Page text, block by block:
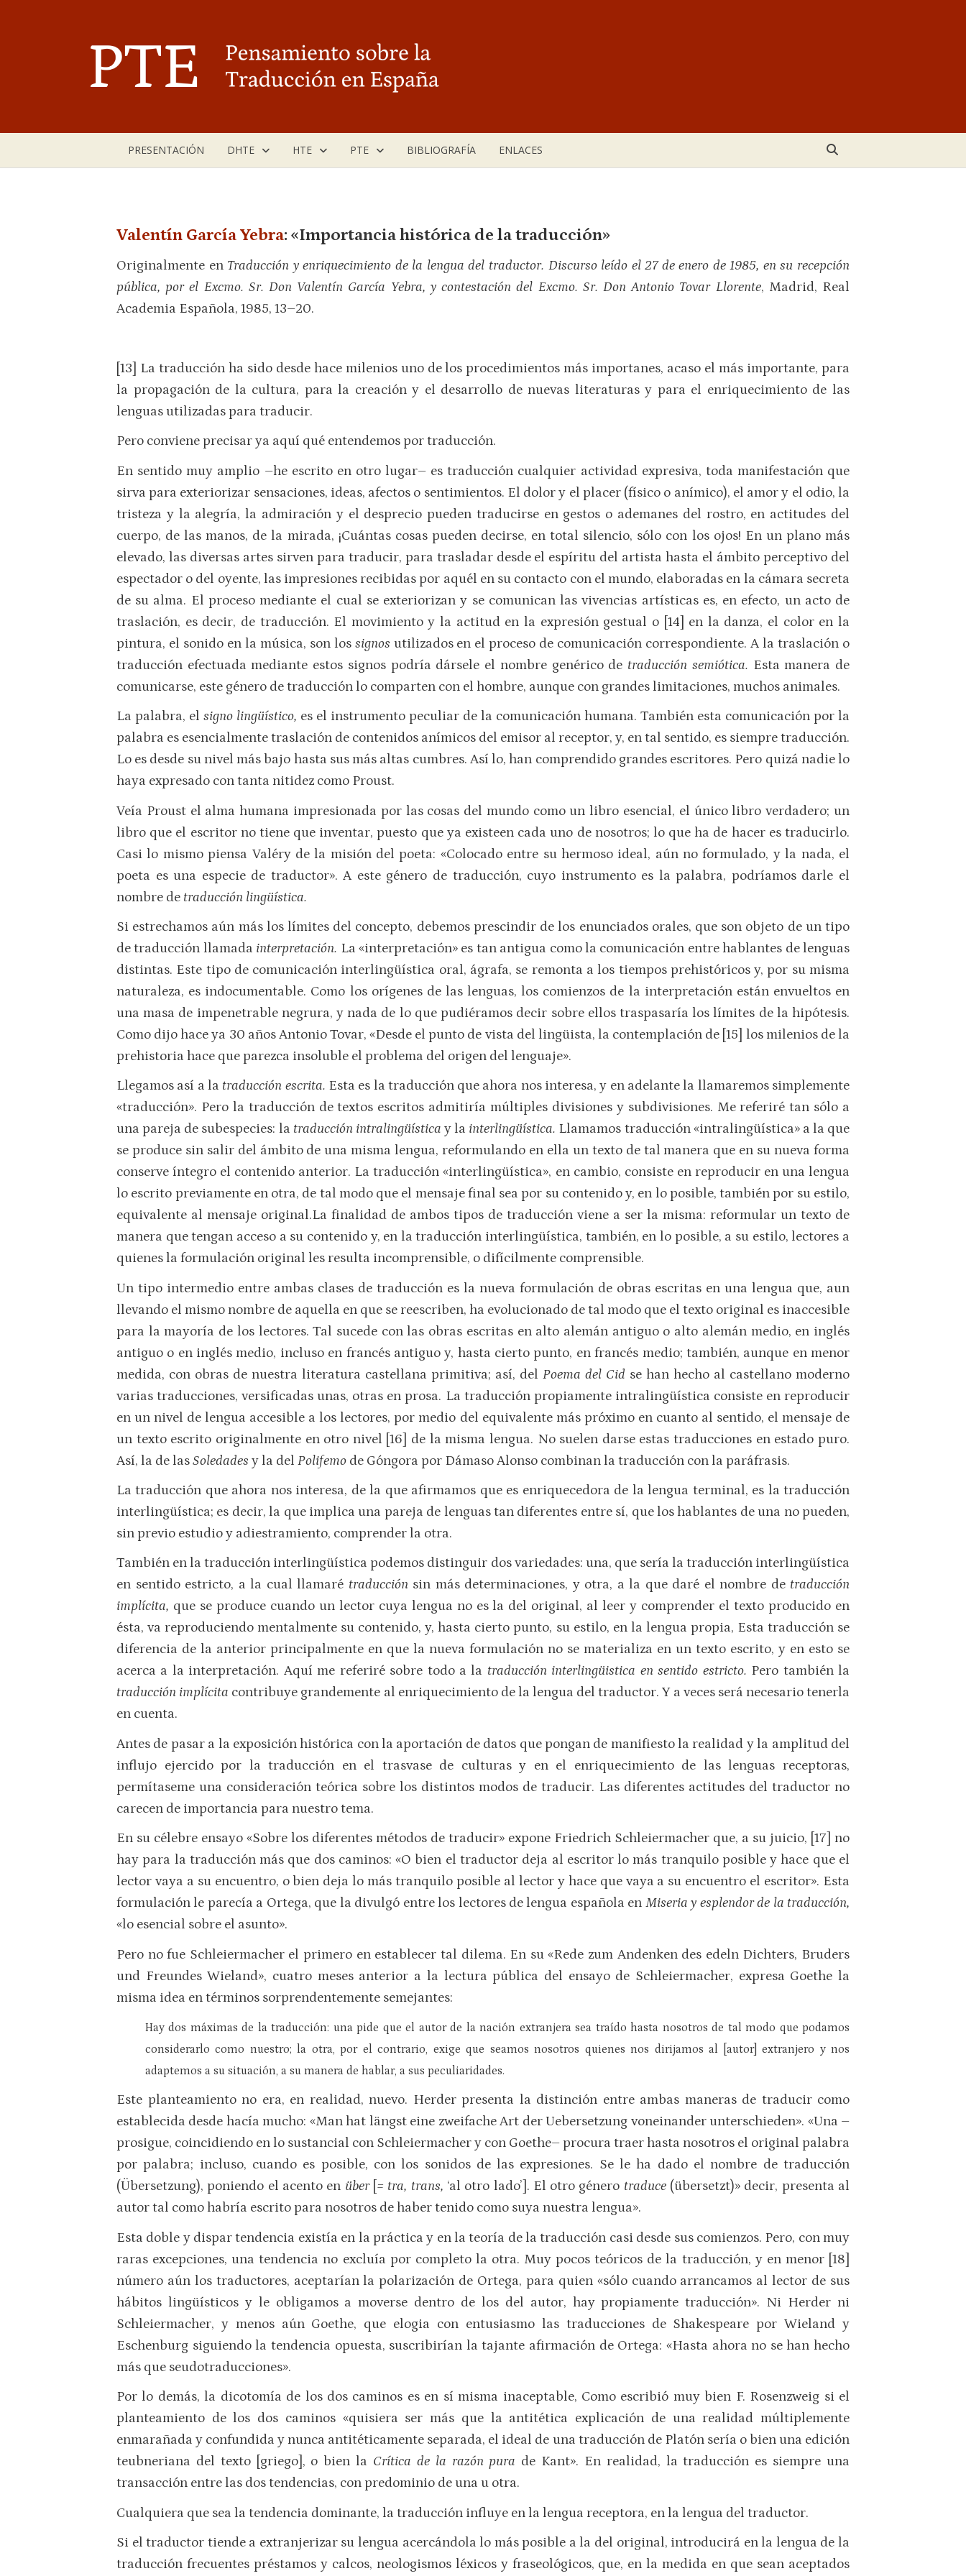
PRESENTACIÓN DHTE HTE PTE BIBLIOGRAFÍA ENLACES
Valentín García Yebra: «Importancia histórica de la traducción»
Originalmente en Traducción y enriquecimiento de la lengua del traductor. Discurso leído el 27 de enero de 1985, en su recepción
pública, por el Excmo. Sr. Don Valentín García Yebra, y contestación del Excmo. Sr. Don Antonio Tovar Llorente, Madrid, Real
Academia Española, 1985, 13–20.
[13] La traducción ha sido desde hace milenios uno de los procedimientos más importanes, acaso el más importante, para
la propagación de la cultura, para la creación y el desarrollo de nuevas literaturas y para el enriquecimiento de las
lenguas utilizadas para traducir.
Pero conviene precisar ya aquí qué entendemos por traducción.
En sentido muy amplio –he escrito en otro lugar– es traducción cualquier actividad expresiva, toda manifestación que
sirva para exteriorizar sensaciones, ideas, afectos o sentimientos. El dolor y el placer (físico o anímico), el amor y el odio, la
tristeza y la alegría, la admiración y el desprecio pueden traducirse en gestos o ademanes del rostro, en actitudes del
cuerpo, de las manos, de la mirada, ¡Cuántas cosas pueden decirse, en total silencio, sólo con los ojos! En un plano más
elevado, las diversas artes sirven para traducir, para trasladar desde el espíritu del artista hasta el ámbito perceptivo del
espectador o del oyente, las impresiones recibidas por aquél en su contacto con el mundo, elaboradas en la cámara secreta
de su alma. El proceso mediante el cual se exteriorizan y se comunican las vivencias artísticas es, en efecto, un acto de
traslación, es decir, de traducción. El movimiento y la actitud en la expresión gestual o [14] en la danza, el color en la
pintura, el sonido en la música, son los signos utilizados en el proceso de comunicación correspondiente. A la traslación o
traducción efectuada mediante estos signos podría dársele el nombre genérico de traducción semiótica. Esta manera de
comunicarse, este género de traducción lo comparten con el hombre, aunque con grandes limitaciones, muchos animales.
La palabra, el signo lingüístico, es el instrumento peculiar de la comunicación humana. También esta comunicación por la
palabra es esencialmente traslación de contenidos anímicos del emisor al receptor, y, en tal sentido, es siempre traducción.
Lo es desde su nivel más bajo hasta sus más altas cumbres. Así lo, han comprendido grandes escritores. Pero quizá nadie lo
haya expresado con tanta nitidez como Proust.
Veía Proust el alma humana impresionada por las cosas del mundo como un libro esencial, el único libro verdadero; un
libro que el escritor no tiene que inventar, puesto que ya existeen cada uno de nosotros; lo que ha de hacer es traducirlo.
Casi lo mismo piensa Valéry de la misión del poeta: «Colocado entre su hermoso ideal, aún no formulado, y la nada, el
poeta es una especie de traductor». A este género de traducción, cuyo instrumento es la palabra, podríamos darle el
nombre de traducción lingüística.
Si estrechamos aún más los límites del concepto, debemos prescindir de los enunciados orales, que son objeto de un tipo
de traducción llamada interpretación. La «interpretación» es tan antigua como la comunicación entre hablantes de lenguas
distintas. Este tipo de comunicación interlingüística oral, ágrafa, se remonta a los tiempos prehistóricos y, por su misma
naturaleza, es indocumentable. Como los orígenes de las lenguas, los comienzos de la interpretación están envueltos en
una masa de impenetrable negrura, y nada de lo que pudiéramos decir sobre ellos traspasaría los límites de la hipótesis.
Como dijo hace ya 30 años Antonio Tovar, «Desde el punto de vista del lingüista, la contemplación de [15] los milenios de la
prehistoria hace que parezca insoluble el problema del origen del lenguaje».
Llegamos así a la traducción escrita. Esta es la traducción que ahora nos interesa, y en adelante la llamaremos simplemente
«traducción». Pero la traducción de textos escritos admitiría múltiples divisiones y subdivisiones. Me referiré tan sólo a
una pareja de subespecies: la traducción intralingüística y la interlingüística. Llamamos traducción «intralingüística» a la que
se produce sin salir del ámbito de una misma lengua, reformulando en ella un texto de tal manera que en su nueva forma
conserve íntegro el contenido anterior. La traducción «interlingüística», en cambio, consiste en reproducir en una lengua
lo escrito previamente en otra, de tal modo que el mensaje final sea por su contenido y, en lo posible, también por su estilo,
equivalente al mensaje original.La finalidad de ambos tipos de traducción viene a ser la misma: reformular un texto de
manera que tengan acceso a su contenido y, en la traducción interlingüística, también, en lo posible, a su estilo, lectores a
quienes la formulación original les resulta incomprensible, o difícilmente comprensible.
Un tipo intermedio entre ambas clases de traducción es la nueva formulación de obras escritas en una lengua que, aun
llevando el mismo nombre de aquella en que se reescriben, ha evolucionado de tal modo que el texto original es inaccesible
para la mayoría de los lectores. Tal sucede con las obras escritas en alto alemán antiguo o alto alemán medio, en inglés
antiguo o en inglés medio, incluso en francés antiguo y, hasta cierto punto, en francés medio; también, aunque en menor
medida, con obras de nuestra literatura castellana primitiva; así, del Poema del Cid se han hecho al castellano moderno
varias traducciones, versificadas unas, otras en prosa. La traducción propiamente intralingüística consiste en reproducir
en un nivel de lengua accesible a los lectores, por medio del equivalente más próximo en cuanto al sentido, el mensaje de
un texto escrito originalmente en otro nivel [16] de la misma lengua. No suelen darse estas traducciones en estado puro.
Así, la de lasSoledades y la del Polifemo de Góngora por Dámaso Alonso combinan la traducción con la paráfrasis.
La traducción que ahora nos interesa, de la que afirmamos que es enriquecedora de la lengua terminal, es la traducción
interlingüística; es decir, la que implica una pareja de lenguas tan diferentes entre sí, que los hablantes de una no pueden,
sin previo estudio y adiestramiento, comprender la otra.
También en la traducción interlingüística podemos distinguir dos variedades: una, que sería la traducción interlingüística
en sentido estricto, a la cual llamaré traducción sin más determinaciones, y otra, a la que daré el nombre de traducción
implícita, que se produce cuando un lector cuya lengua no es la del original, al leer y comprender el texto producido en
ésta, va reproduciendo mentalmente su contenido, y, hasta cierto punto, su estilo, en la lengua propia, Esta traducción se
diferencia de la anterior principalmente en que la nueva formulación no se materializa en un texto escrito, y en esto se
acerca a la interpretación. Aquí me referiré sobre todo a la traducción interlingüistica en sentido estricto. Pero también la
traducción implícita contribuye grandemente al enriquecimiento de la lengua del traductor. Y a veces será necesario tenerla
en cuenta.
Antes de pasar a la exposición histórica con la aportación de datos que pongan de manifiesto la realidad y la amplitud del
influjo ejercido por la traducción en el trasvase de culturas y en el enriquecimiento de las lenguas receptoras,
permítaseme una consideración teórica sobre los distintos modos de traducir. Las diferentes actitudes del traductor no
carecen de importancia para nuestro tema.
En su célebre ensayo «Sobre los diferentes métodos de traducir» expone Friedrich Schleiermacher que, a su juicio, [17] no
hay para la traducción más que dos caminos: «O bien el traductor deja al escritor lo más tranquilo posible y hace que el
lector vaya a su encuentro, o bien deja lo más tranquilo posible al lector y hace que vaya a su encuentro el escritor». Esta
formulación le parecía a Ortega, que la divulgó entre los lectores de lengua española en Miseria y esplendor de la traducción,
«lo esencial sobre el asunto».
Pero no fue Schleiermacher el primero en establecer tal dilema. En su «Rede zum Andenken des edeln Dichters, Bruders
und Freundes Wieland», cuatro meses anterior a la lectura pública del ensayo de Schleiermacher, expresa Goethe la
misma idea en términos sorprendentemente semejantes:
Hay dos máximas de la traducción: una pide que el autor de la nación extranjera sea traído hasta nosotros de tal modo que podamos
considerarlo como nuestro; la otra, por el contrario, exige que seamos nosotros quienes nos dirijamos al [autor] extranjero y nos
adaptemos a su situación, a su manera de hablar, a sus peculiaridades.
Este planteamiento no era, en realidad, nuevo. Herder presenta la distinción entre ambas maneras de traducir como
establecida desde hacía mucho: «Man hat längst eine zweifache Art der Uebersetzung voneinander unterschieden». «Una –
prosigue, coincidiendo en lo sustancial con Schleiermacher y con Goethe– procura traer hasta nosotros el original palabra
por palabra; incluso, cuando es posible, con los sonidos de las expresiones. Se le ha dado el nombre de traducción
(Übersetzung), poniendo el acento en über = tra, trans, ‘al otro lado’]. El otro género traduce (übersetzt)» decir, presenta al
autor tal como habría escrito para nosotros de haber tenido como suya nuestra lengua».
Esta doble y dispar tendencia existía en la práctica y en la teoría de la traducción casi desde sus comienzos. Pero, con muy
raras excepciones, una tendencia no excluía por completo la otra. Muy pocos teóricos de la traducción, y en menor [18]
número aún los traductores, aceptarían la polarización de Ortega, para quien «sólo cuando arrancamos al lector de sus
hábitos lingüísticos y le obligamos a moverse dentro de los del autor, hay propiamente traducción». Ni Herder ni
Schleiermacher, y menos aún Goethe, que elogia con entusiasmo las traducciones de Shakespeare por Wieland y
Eschenburg siguiendo la tendencia opuesta, suscribirían la tajante afirmación de Ortega: «Hasta ahora no se han hecho
más que seudotraducciones».
Por lo demás, la dicotomía de los dos caminos es en sí misma inaceptable, Como escribió muy bien F. Rosenzweig si el
planteamiento de los dos caminos «quisiera ser más que la antitética explicación de una realidad múltiplemente
enmarañada y confundida y nunca antitéticamente separada, el ideal de una traducción de Platón sería o bien una edición
teubneriana del texto [griego], o bien la Crítica de la razón pura de Kant». En realidad, la traducción es siempre una
transacción entre las dos tendencias, con predominio de una u otra.
Cualquiera que sea la tendencia dominante, la traducción influye en la lengua receptora, en la lengua del traductor.
Si el traductor tiende a extranjerizar su lengua acercándola lo más posible a la del original, introducirá en la lengua de la
traducción frecuentes préstamos y calcos, neologismos léxicos y fraseológicos, que, en la medida en que sean aceptados